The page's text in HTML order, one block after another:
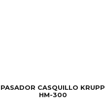
PASADOR CASQUILLO KRUPP
HM-300